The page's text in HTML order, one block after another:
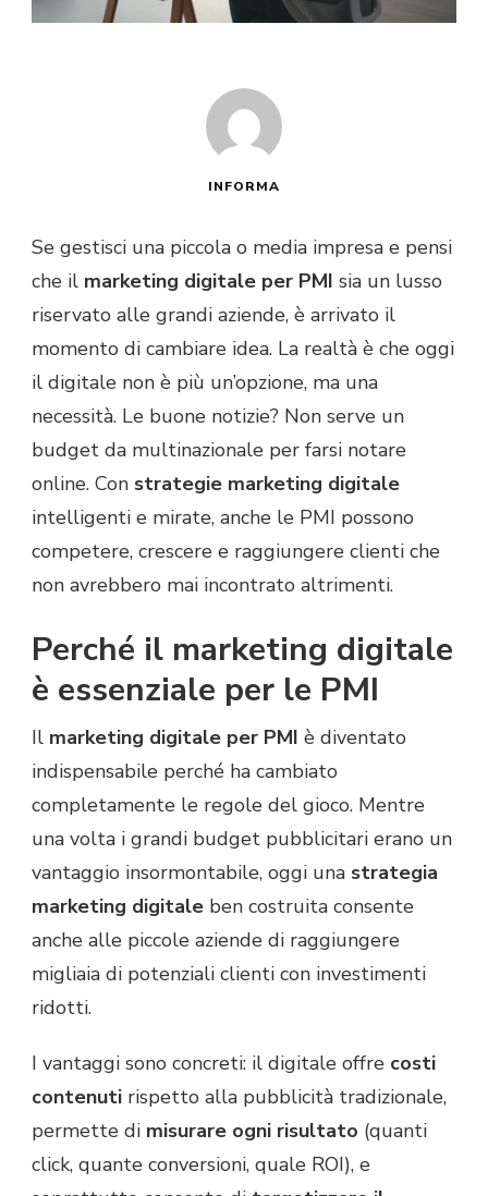
INFORMA
Se gestisci una piccola o media impresa e pensi
che il marketing digitale per PMI sia un lusso
riservato alle grandi aziende, è arrivato il
momento di cambiare idea. La realtà è che oggi
il digitale non è più un’opzione, ma una
necessità. Le buone notizie? Non serve un
budget da multinazionale per farsi notare
online. Con strategie marketing digitale
intelligenti e mirate, anche le PMI possono
competere, crescere e raggiungere clienti che
non avrebbero mai incontrato altrimenti.
Perché il marketing digitale
è essenziale per le PMI
Il marketing digitale per PMI è diventato
indispensabile perché ha cambiato
completamente le regole del gioco. Mentre
una volta i grandi budget pubblicitari erano un
vantaggio insormontabile, oggi una strategia
marketing digitale ben costruita consente
anche alle piccole aziende di raggiungere
migliaia di potenziali clienti con investimenti
ridotti.
I vantaggi sono concreti: il digitale offre costi
contenuti rispetto alla pubblicità tradizionale,
permette di misurare ogni risultato (quanti
click, quante conversioni, quale ROI), e